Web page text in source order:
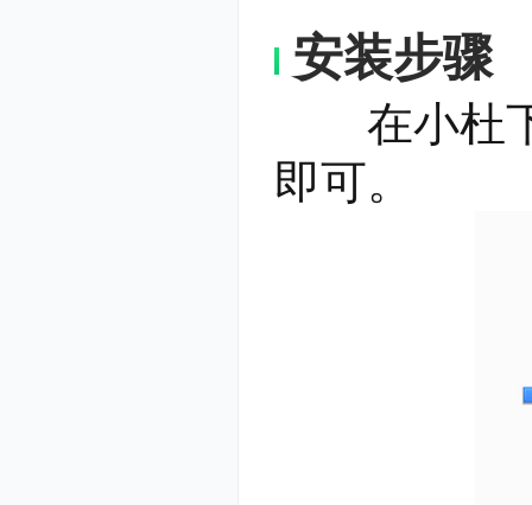
【轻松掌控
并为标签
安装步骤
在小杜下
即可。